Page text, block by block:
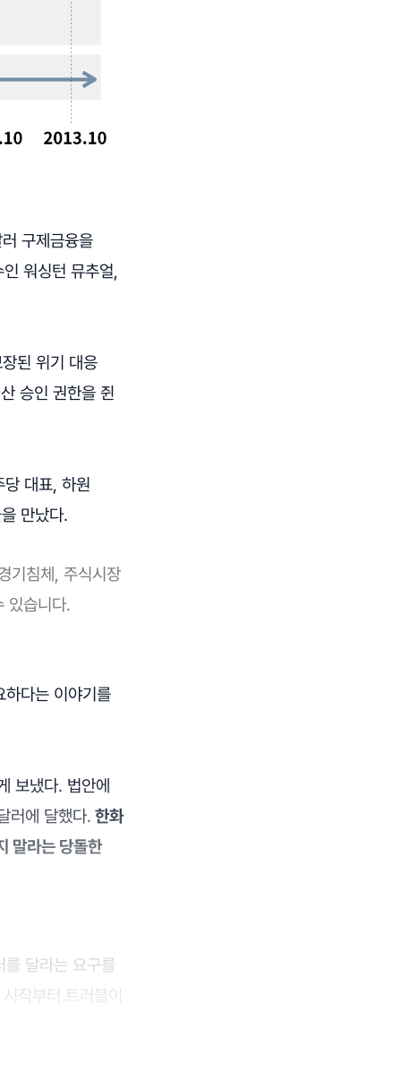
구제금융을
워싱턴 뮤추얼,
된 위기 대응
승인 권한을 쥔
대표, 하원
만났다.
기침체, 주식시장
있습니다.
하다는 이야기를
보냈다. 법안에
러에 달했다. 한화
말라는 당돌한
달라는 요구를
작부터 트러블이